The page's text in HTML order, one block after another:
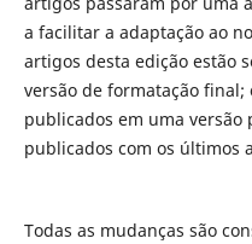
a facilitar a adaptação ao
artigos desta edição estão
versão de formatação
publicados em uma
publicados com os últimos
Todas as mudanças são